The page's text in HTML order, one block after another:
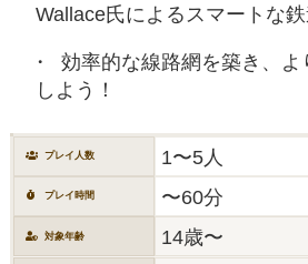
Wallace氏によるスマートな鉄
効率的な線路網を築き、
しよう！
プレイ人数 1〜5人
プレイ時間 〜60分
対象年齢 14歳〜